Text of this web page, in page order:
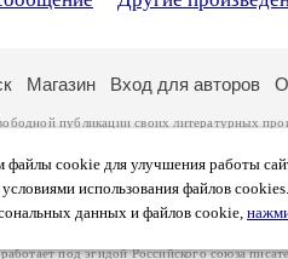
cookie для улучшения работы
условиями использования файлов
данных и файлов cookie,
Магазин Вход для авторов
публикации своих литературных
. Перепечатка произведений
несут самостоятельно на основании
данных. Вы также можете
посетителей, которые в общей сумме
указано по две цифры: количество
под эгидойРоссийского союза